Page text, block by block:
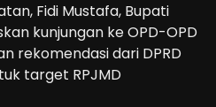
Fidi Mustafa, Bupati
kunjungan ke OPD-OPD
rekomendasi dari DPRD
target RPJMD